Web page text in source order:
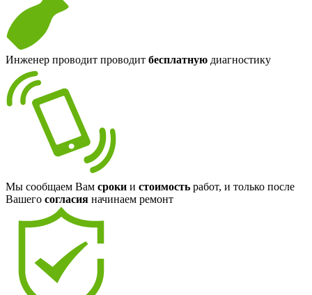
Инженер проводит проводит бесплатную диагностику
Мы сообщаем Вам сроки и стоимость работ, и только после
Вашего согласия начинаем ремонт